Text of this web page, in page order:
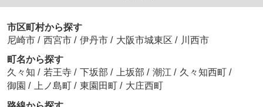
市区町村から探す
尼崎市 / 西宮市 / 伊丹市 / 大阪市城東区 / 川西市
町名から探す
久々知 / 若王寺 / 下坂部 / 上坂部 / 潮江 / 久々知西町
/
御園 / 上ノ島町 / 東園田町 / 大庄西町